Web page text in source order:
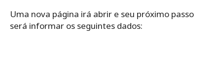
Uma nova página irá abrir e seu próximo passo
será informar os seguintes dados: